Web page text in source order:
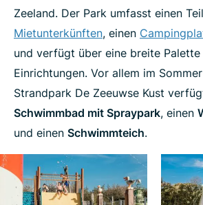
Zeeland. Der Park umfasst einen
Mietunterkünften, einen
und verfügt über eine breite
Einrichtungen. Vor allem im
Strandpark De Zeeuwse Kust
Schwimmbad mit Spraypark, einen
und einen Schwimmteich.